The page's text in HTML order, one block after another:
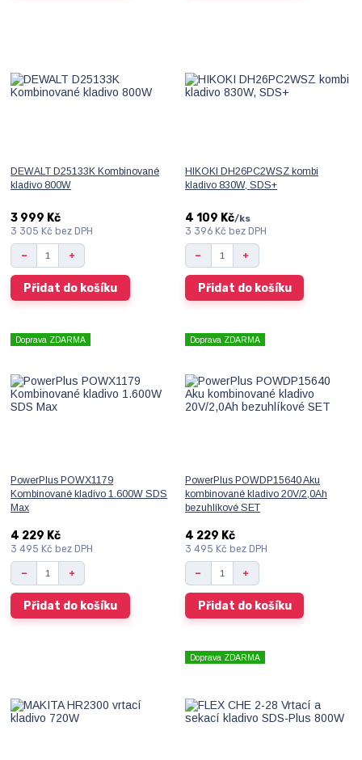
DEWALT D25133K Kombinované
kladivo 800W
3 999 Kč
3 305 Kč bez DPH
Přidat do košíku
HIKOKI DH26PC2WSZ kombi
kladivo 830W, SDS+
4 109 Kč/ks
3 396 Kč bez DPH
Přidat do košíku
Doprava ZDARMA
PowerPlus POWX1179
Kombinované kladivo 1.600W SDS
Max
4 229 Kč
3 495 Kč bez DPH
Přidat do košíku
Doprava ZDARMA
PowerPlus POWDP15640 Aku
kombinované kladivo 20V/2,0Ah
bezuhlíkové SET
4 229 Kč
3 495 Kč bez DPH
Přidat do košíku
Doprava ZDARMA